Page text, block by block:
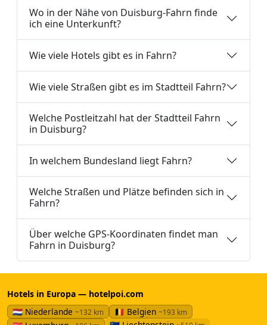
Wo in der Nähe von Duisburg-Fahrn finde
ich eine Unterkunft?
Wie viele Hotels gibt es in Fahrn?
Wie viele Straßen gibt es im Stadtteil Fahrn?
Welche Postleitzahl hat der Stadtteil Fahrn
in Duisburg?
In welchem Bundesland liegt Fahrn?
Welche Straßen und Plätze befinden sich in
Fahrn?
Über welche GPS-Koordinaten findet man
Fahrn in Duisburg?
Hotels in Europa — hotelpoi.com
🇳🇱 Niederlande ~132 km 🇧🇪 Belgien ~193 km